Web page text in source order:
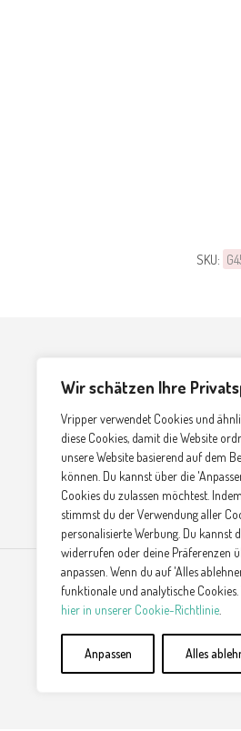
Wir schätzen Ihre
Vripper verwendet Cookies und
diese Cookies, damit die Website
unsere Website basierend auf dem
können. Du kannst über die
Cookies du zulassen möchtest.
stimmst du der Verwendung aller
personalisierte Werbung. Du kannst
widerrufen oder deine Präferenzen
anpassen. Wenn du auf 'Alles
funktionale und analytische
hier in unserer Cookie-Richtlinie
Anpassen Alles
SKU: